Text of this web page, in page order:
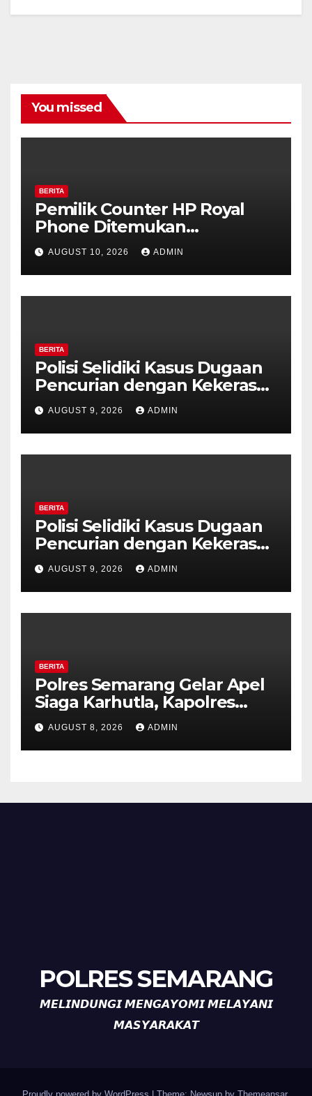
You missed
BERITA
Pemilik Counter HP Royal
Phone Ditemukan
Meninggal di Dalam Mobil di
Grobogan, Polisi Dalami
Keterkaitan dengan Kasus
Pencurian.
AUGUST 10, 2026 ADMIN
BERITA
Polisi Selidiki Kasus Dugaan
Pencurian dengan Kekerasan
di Counter HP Royal Phone
Ambarawa.
AUGUST 9, 2026 ADMIN
BERITA
Polisi Selidiki Kasus Dugaan
Pencurian dengan Kekerasan
di Counter HP Royal Phone
Ambarawa.
AUGUST 9, 2026 ADMIN
BERITA
Polres Semarang Gelar Apel
Siaga Karhutla, Kapolres
Tekankan Sinergi dan
Kesiapsiagaan Hadapi Musim
Kemarau.
AUGUST 8, 2026 ADMIN
POLRES SEMARANG
𝙈𝙀𝙇𝙄𝙉𝘿𝙐𝙉𝙂𝙄 𝙈𝙀𝙉𝙂𝘼𝙔𝙊𝙈𝙄 𝙈𝙀𝙇𝘼𝙔𝘼𝙉𝙄
𝙈𝘼𝙎𝙔𝘼𝙍𝘼𝙆𝘼𝙏